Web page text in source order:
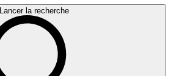
Lancer la recherche